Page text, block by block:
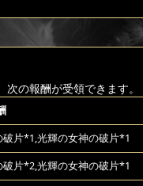
の報酬が受領できます。
片*1,光輝の女神の破片*1
片*2,光輝の女神の破片*1